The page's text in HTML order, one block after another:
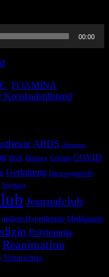
00:00
FOAMINA
Kreislaufstillstand
ARDS Atemnot
BGA Blutung Corona COVID
Gerinnung Harnwegsinfekt
Impfung
Journalclub
maligne Hyperthermie Medikament
Polytrauma
Reanimation
Vermischtes